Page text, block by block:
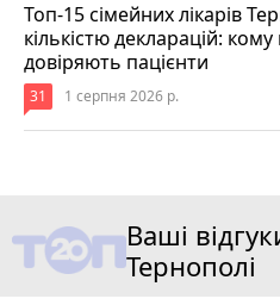
Топ-15 сімейних лікарів
кількістю декларацій:
довіряють пацієнти
31 1 серпня 2026 р.
Ваші
Тернополі